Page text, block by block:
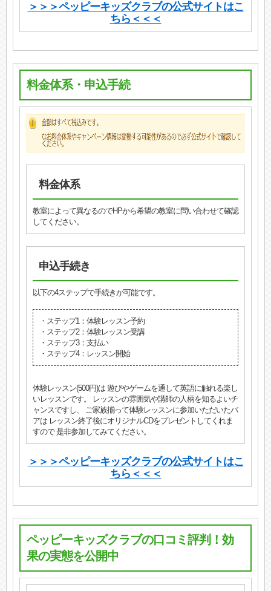
＞＞＞ペッピーキッズクラブの公式サイトはこ
ちら＜＜＜
料金体系・申込手続
料金体系
教室によって異なるのでHPから希望の教室に問い合わせて確認
してください。
申込手続き
以下の4ステップで手続きが可能です。
・ステップ1：体験レッスン予約
・ステップ2：体験レッスン受講
・ステップ3：支払い
・ステップ4：レッスン開始
体験レッスン(500円)は 遊びやゲームを通して英語に触れる楽し
いレッスンです。 レッスンの雰囲気や講師の人柄を知るよいチ
ャンスですし、 ご家族揃って体験レッスンに参加いただいたバ
アは レッスン終了後にオリジナルCDをプレゼントしてくれま
すので 是非参加してみてください。
＞＞＞ペッピーキッズクラブの公式サイトはこ
ちら＜＜＜
ペッピーキッズクラブの口コミ評判！効
果の実態を公開中